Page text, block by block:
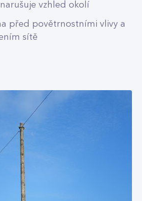
vzhled okolí
před povětrnostními vlivy a
sítě